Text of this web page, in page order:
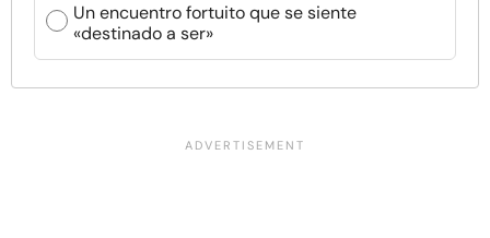
Un encuentro fortuito que se siente
«destinado a ser»